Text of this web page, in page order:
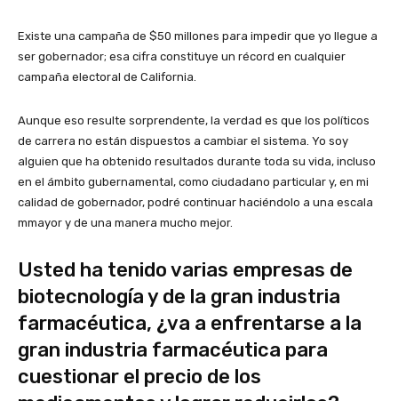
Existe una campaña de $50 millones para impedir que yo llegue a
ser gobernador; esa cifra constituye un récord en cualquier
campaña electoral de California.
Aunque eso resulte sorprendente, la verdad es que los políticos
de carrera no están dispuestos a cambiar el sistema. Yo soy
alguien que ha obtenido resultados durante toda su vida, incluso
en el ámbito gubernamental, como ciudadano particular y, en mi
calidad de gobernador, podré continuar haciéndolo a una escala
mmayor y de una manera mucho mejor.
Usted ha tenido varias empresas de
biotecnología y de la gran industria
farmacéutica, ¿va a enfrentarse a la
gran industria farmacéutica para
cuestionar el precio de los